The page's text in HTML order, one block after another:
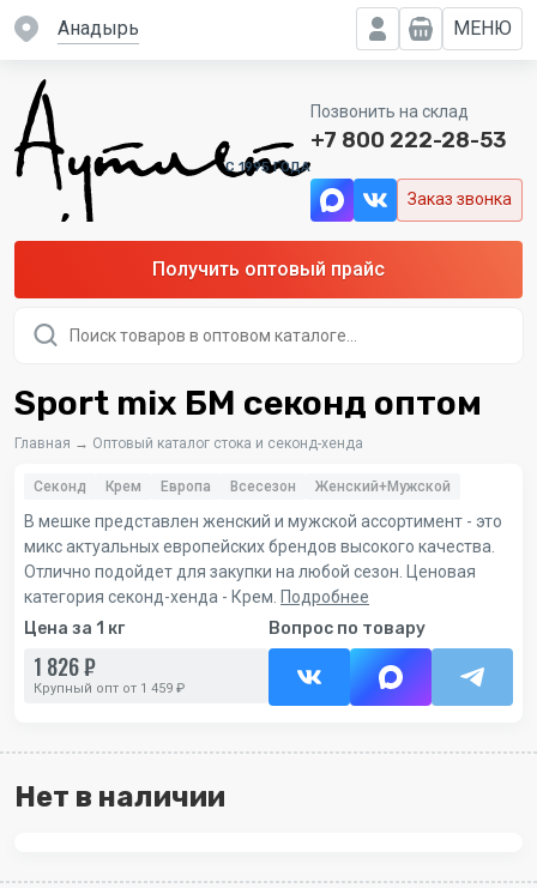
Анадырь МЕНЮ
C 1995 ГОДА
Позвонить на склад
+7 800 222-28-53
Заказ звонка
Получить оптовый прайс
товаров
Sport mix БМ секонд оптом
Главная → Оптовый каталог стока и секонд-хенда
Секонд Крем Европа Всесезон Женский+Мужской
В мешке представлен женский и мужской ассортимент - это
микс актуальных европейских брендов высокого качества.
Отлично подойдет для закупки на любой сезон. Ценовая
категория секонд-хенда - Крем. Подробнее
Цена за 1 кг
1 826 ₽
Крупный опт от 1 459 ₽
Вопрос по товару
Нет в наличии